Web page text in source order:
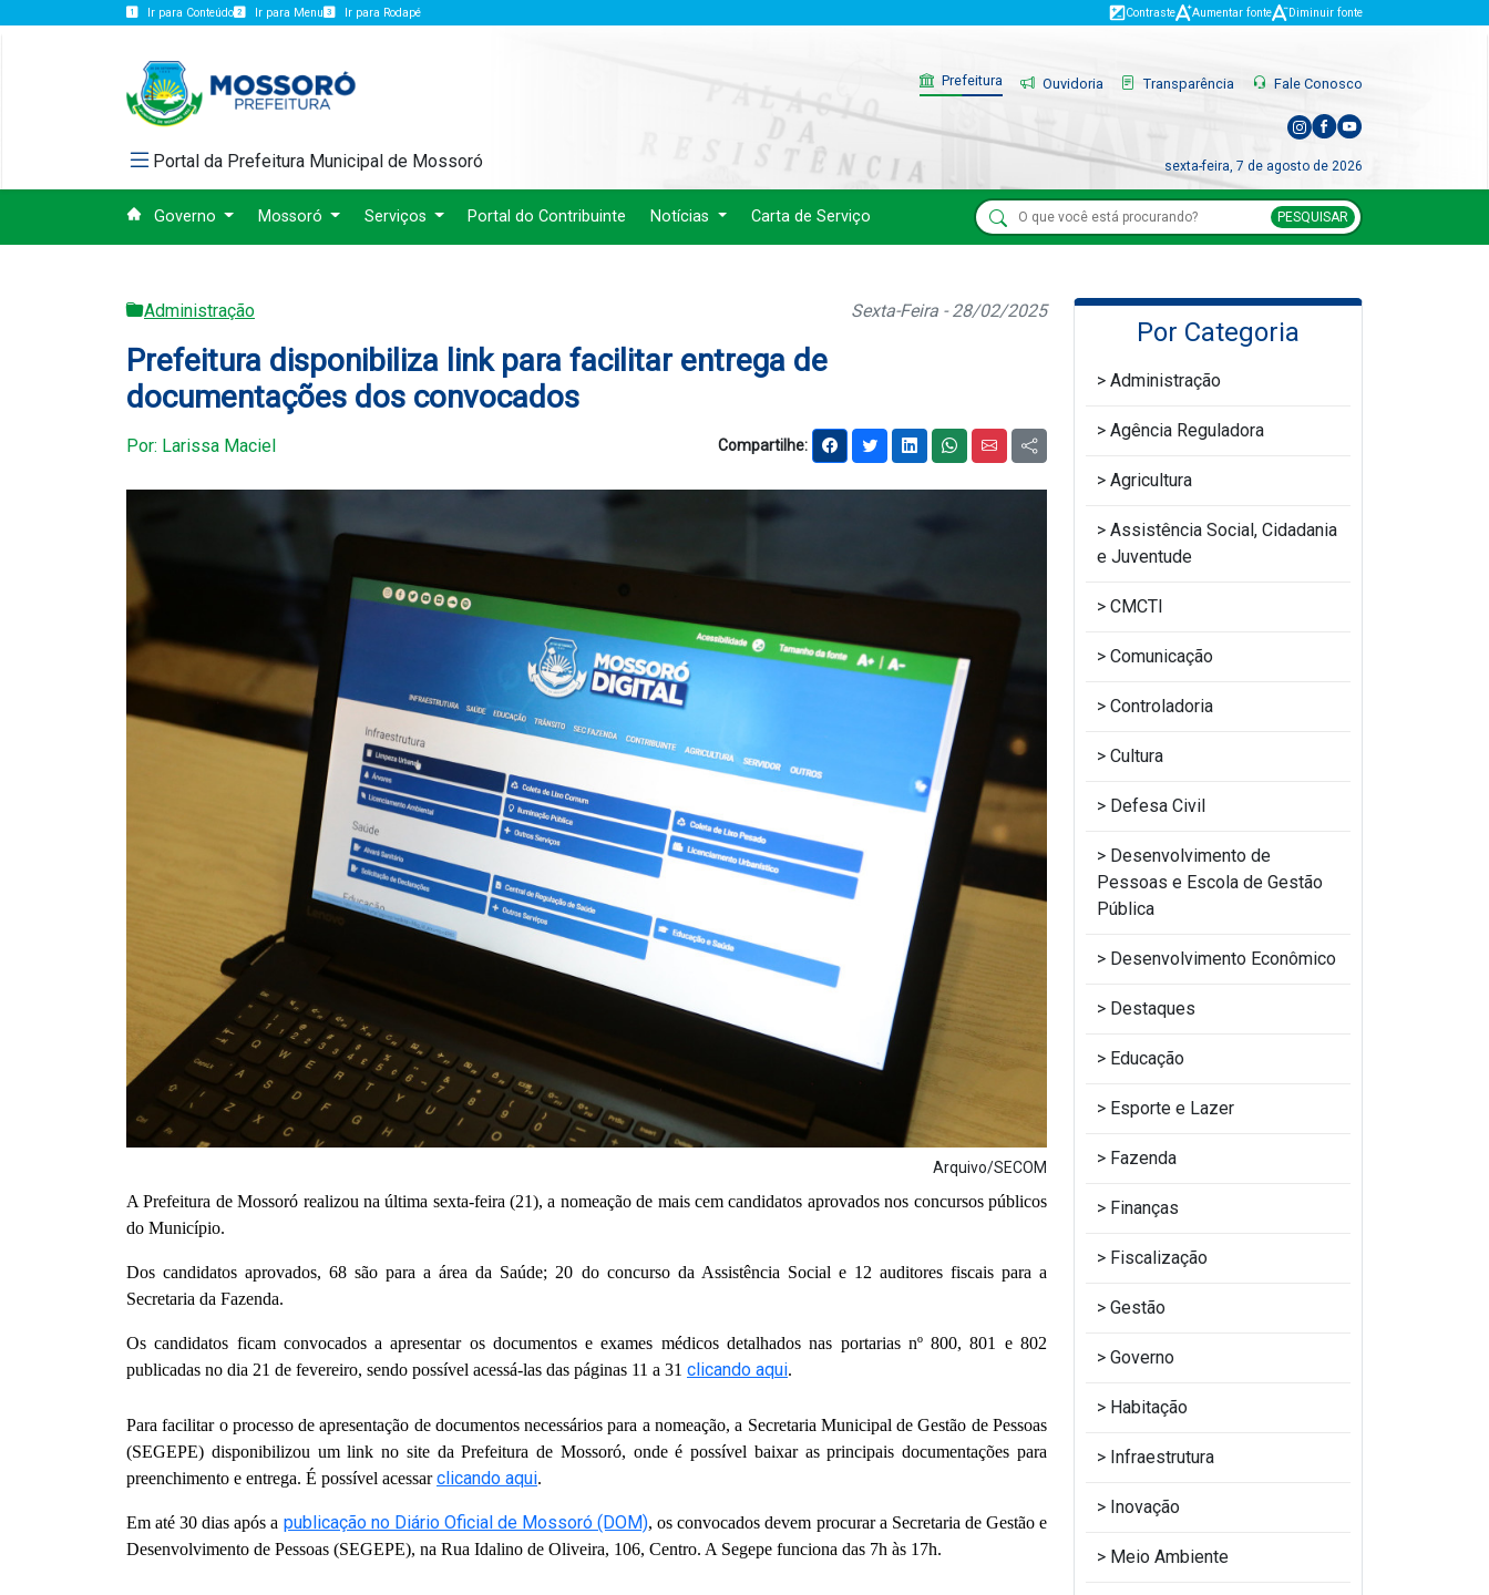
Ir para Conteúdo Ir para Menu Ir para Rodapé Contraste Aumentar fonte Diminuir fonte
Portal da Prefeitura Municipal de Mossoró
Prefeitura Ouvidoria Transparência Fale Conosco
sexta-feira, 7 de agosto de 2026
Governo Mossoró Serviços Portal do Contribuinte Notícias Carta de Serviço PESQUISAR
Administração Sexta-Feira - 28/02/2025
Prefeitura disponibiliza link para facilitar entrega de
documentações dos convocados
Por: Larissa Maciel Compartilhe:
Arquivo/SECOM
A Prefeitura de Mossoró realizou na última sexta-feira (21), a nomeação de mais cem candidatos aprovados nos concursos públicos
do Município.
Dos candidatos aprovados, 68 são para a área da Saúde; 20 do concurso da Assistência Social e 12 auditores fiscais para a
Secretaria da Fazenda.
Os candidatos ficam convocados a apresentar os documentos e exames médicos detalhados nas portarias nº 800, 801 e 802
publicadas no dia 21 de fevereiro, sendo possível acessá-las das páginas 11 a 31 clicando aqui.
Para facilitar o processo de apresentação de documentos necessários para a nomeação, a Secretaria Municipal de Gestão de Pessoas
(SEGEPE) disponibilizou um link no site da Prefeitura de Mossoró, onde é possível baixar as principais documentações para
preenchimento e entrega. É possível acessarclicando aqui.
Em até 30 dias após a publicação no Diário Oficial de Mossoró (DOM), os convocados devem procurar a Secretaria de Gestão e
Desenvolvimento de Pessoas (SEGEPE), na Rua Idalino de Oliveira, 106, Centro. A Segepe funciona das 7h às 17h.
Por Categoria
Administração
Agência Reguladora
Agricultura
Assistência Social, Cidadania
e Juventude
CMCTI
Comunicação
Controladoria
Cultura
Defesa Civil
Desenvolvimento de
Pessoas e Escola de Gestão
Pública
Desenvolvimento Econômico
Destaques
Educação
Esporte e Lazer
Fazenda
Finanças
Fiscalização
Gestão
Governo
Habitação
Infraestrutura
Inovação
Meio Ambiente